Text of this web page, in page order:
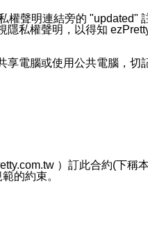
權聲明連結旁的 "updated"
私權聲明，以得知
電腦或使用公共電腦，切
知型訊息。
）訂此合約(下稱
的約束。